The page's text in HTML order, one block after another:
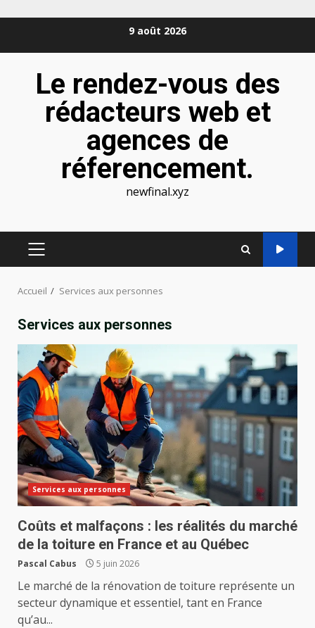
9 août 2026
Le rendez-vous des
rédacteurs web et
agences de
réferencement.
newfinal.xyz
MENU
Accueil Services aux personnes
Services aux personnes
Services aux personnes
Coûts et malfaçons : les réalités du marché
de la toiture en France et au Québec
Pascal Cabus 5 juin 2026
Le marché de la rénovation de toiture représente un
secteur dynamique et essentiel, tant en France
qu’au...